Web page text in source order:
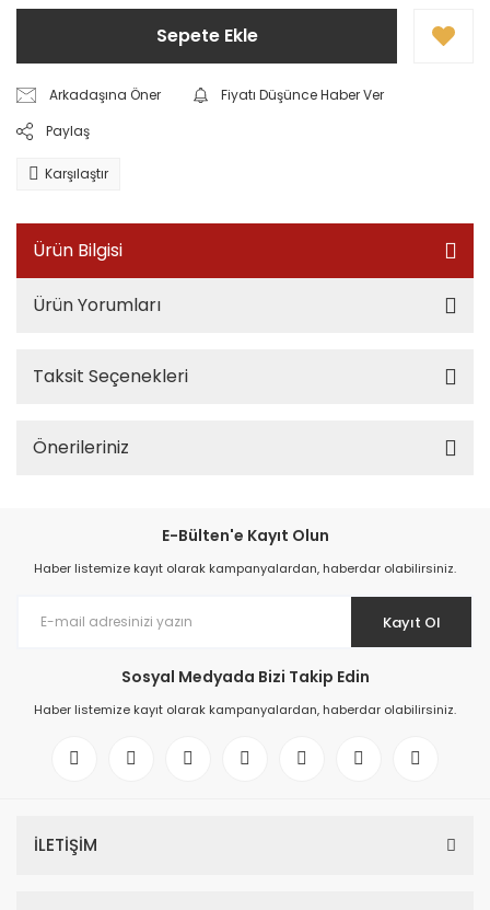
Sepete Ekle
Arkadaşına Öner
Fiyatı Düşünce Haber Ver
Paylaş
Karşılaştır
Ürün Bilgisi
Ürün Yorumları
Taksit Seçenekleri
Önerileriniz
E-Bülten'e Kayıt Olun
Haber listemize kayıt olarak kampanyalardan, haberdar olabilirsiniz.
Kayıt Ol
Sosyal Medyada Bizi Takip Edin
Haber listemize kayıt olarak kampanyalardan, haberdar olabilirsiniz.
İLETİŞİM